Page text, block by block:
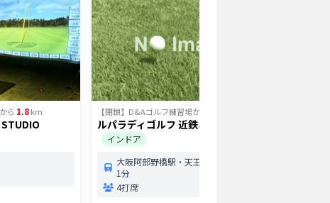
から 1.8km
STUDIO
【閉鎖】D&Aゴルフ練習場から
ルパラディゴルフ 近鉄あべの橋店
インドア
大阪阿部野橋駅・天王寺駅から徒歩
1分
4打席